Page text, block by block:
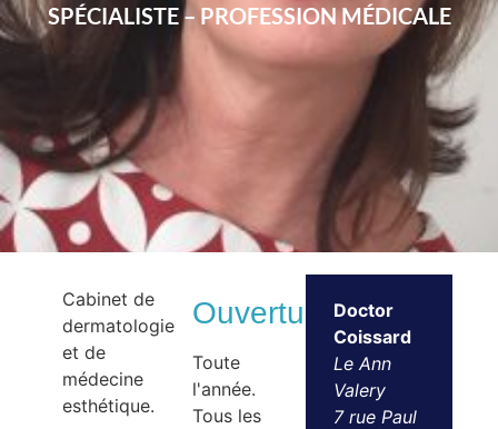
SPÉCIALISTE – PROFESSION MÉDICALE
Cabinet de
dermatologie
et de
médecine
esthétique.
Ouvertures
Toute
l'année.
Tous les
Doctor
Coissard
Le Ann
Valery
7 rue Paul